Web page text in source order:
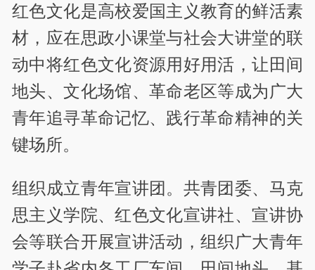
红色文化是高校爱国主义教育的鲜活素
材，应在思政小课堂与社会大讲堂的联
动中将红色文化资源用好用活，让田间
地头、文化场馆、革命老区等成为广大
青年追寻革命记忆、践行革命精神的关
键场所。
组织成立青年宣讲团。共青团委、马克
思主义学院、红色文化宣讲社、宣讲协
会等联合开展宣讲活动，组织广大青年